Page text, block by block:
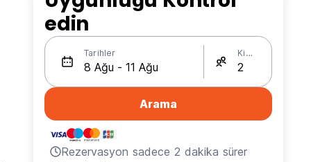
edin
Tarihler Kişi Sayısı
Arama
Rezervasyon sadece 2 dakika sürer